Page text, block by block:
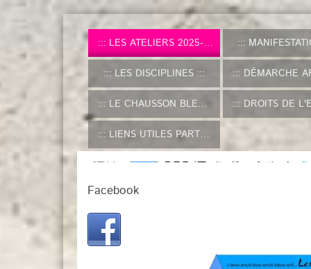
LES ATELIERS 2025-2026
LES DISCIPLINES DÉMARCHE ARTISTIQUE DE
LE CHAUSSON BLEU DROITS DE
LIENS UTILES PARTENAIRES
Facebook